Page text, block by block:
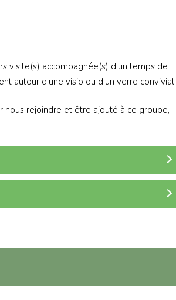
visite(s) accompagnée(s) d’un temps de
autour d’une visio ou d’un verre convivial.
nous rejoindre et être ajouté à ce groupe,